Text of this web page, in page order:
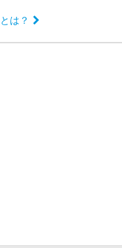
は？